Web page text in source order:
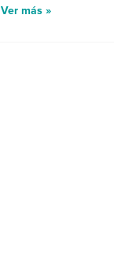
Ver más »